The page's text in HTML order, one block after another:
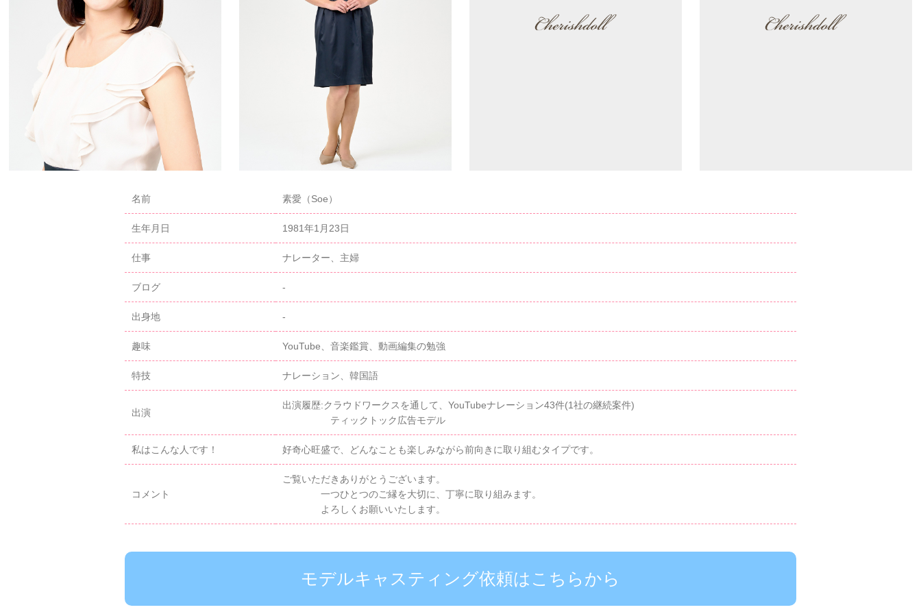
名前 素愛（Soe）
生年月日 1981年1月23日
仕事 ナレーター、主婦
ブログ -
出身地 -
趣味 YouTube、音楽鑑賞、動画編集の勉強
特技 ナレーション、韓国語
出演
出演履歴:クラウドワークスを通して、YouTubeナレーション43件(1社の継続案件)
ティックトック広告モデル
私はこんな人です！ 好奇心旺盛で、どんなことも楽しみながら前向きに取り組むタイプです。
コメント
ご覧いただきありがとうございます。
一つひとつのご縁を大切に、丁寧に取り組みます。
よろしくお願いいたします。
モデルキャスティング依頼はこちらから